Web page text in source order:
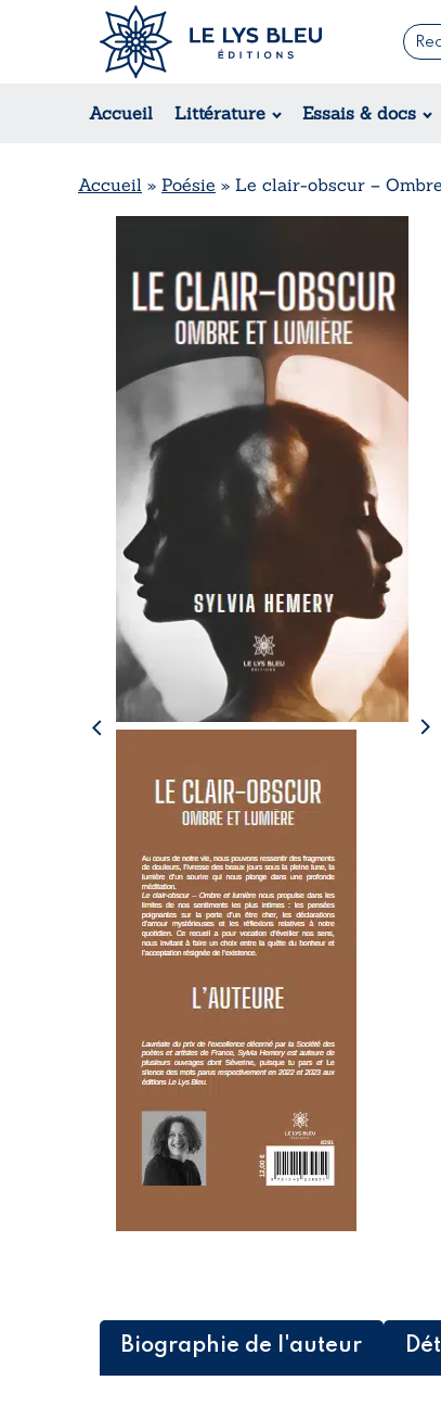
Accueil Littérature Essais & docs
Romans
Suspense / Thriller /
Accueil » Poésie » Le clair-obscur –
Biographie de l'auteur